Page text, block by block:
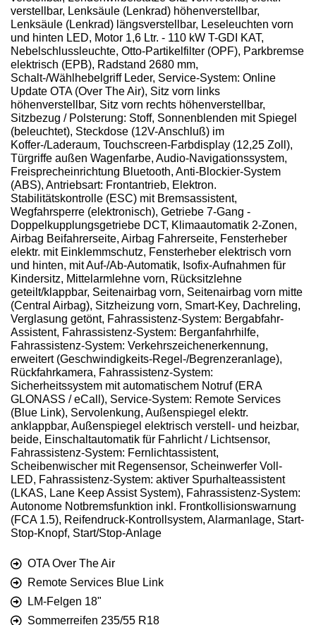
verstellbar, Lenksäule (Lenkrad) höhenverstellbar,
Lenksäule (Lenkrad) längsverstellbar, Leseleuchten vorn
und hinten LED, Motor 1,6 Ltr. - 110 kW T-GDI KAT,
Nebelschlussleuchte, Otto-Partikelfilter (OPF), Parkbremse
elektrisch (EPB), Radstand 2680 mm,
Schalt-/Wählhebelgriff Leder, Service-System: Online
Update OTA (Over The Air), Sitz vorn links
höhenverstellbar, Sitz vorn rechts höhenverstellbar,
Sitzbezug / Polsterung: Stoff, Sonnenblenden mit Spiegel
(beleuchtet), Steckdose (12V-Anschluß) im
Koffer-/Laderaum, Touchscreen-Farbdisplay (12,25 Zoll),
Türgriffe außen Wagenfarbe, Audio-Navigationssystem,
Freisprecheinrichtung Bluetooth, Anti-Blockier-System
(ABS), Antriebsart: Frontantrieb, Elektron.
Stabilitätskontrolle (ESC) mit Bremsassistent,
Wegfahrsperre (elektronisch), Getriebe 7-Gang -
Doppelkupplungsgetriebe DCT, Klimaautomatik 2-Zonen,
Airbag Beifahrerseite, Airbag Fahrerseite, Fensterheber
elektr. mit Einklemmschutz, Fensterheber elektrisch vorn
und hinten, mit Auf-/Ab-Automatik, Isofix-Aufnahmen für
Kindersitz, Mittelarmlehne vorn, Rücksitzlehne
geteilt/klappbar, Seitenairbag vorn, Seitenairbag vorn mitte
(Central Airbag), Sitzheizung vorn, Smart-Key, Dachreling,
Verglasung getönt, Fahrassistenz-System: Bergabfahr-
Assistent, Fahrassistenz-System: Berganfahrhilfe,
Fahrassistenz-System: Verkehrszeichenerkennung,
erweitert (Geschwindigkeits-Regel-/Begrenzeranlage),
Rückfahrkamera, Fahrassistenz-System:
Sicherheitssystem mit automatischem Notruf (ERA
GLONASS / eCall), Service-System: Remote Services
(Blue Link), Servolenkung, Außenspiegel elektr.
anklappbar, Außenspiegel elektrisch verstell- und heizbar,
beide, Einschaltautomatik für Fahrlicht / Lichtsensor,
Fahrassistenz-System: Fernlichtassistent,
Scheibenwischer mit Regensensor, Scheinwerfer Voll-
LED, Fahrassistenz-System: aktiver Spurhalteassistent
(LKAS, Lane Keep Assist System), Fahrassistenz-System:
Autonome Notbremsfunktion inkl. Frontkollisionswarnung
(FCA 1.5), Reifendruck-Kontrollsystem, Alarmanlage, Start-
Stop-Knopf, Start/Stop-Anlage
OTA Over The Air
Remote Services Blue Link
LM-Felgen 18"
Sommerreifen 235/55 R18